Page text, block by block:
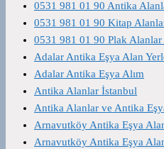
0531 981 01 90 Antika
0531 981 01 90 Kitap
0531 981 01 90 Plak Alanlar
Adalar Antika Eşya Alan
Adalar Antika Eşya Alım
Antika Alanlar İstanbul
Antika Alanlar ve Antika
Arnavutköy Antika Eşya
Arnavutköy Antika Eşya